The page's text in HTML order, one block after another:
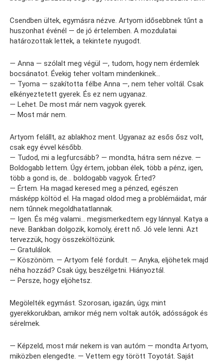
Csendben ültek, egymásra nézve. Artyom idősebbnek tűnt a
huszonhat événél — de jó értelemben. A mozdulatai
határozottak lettek, a tekintete nyugodt.
— Anna — szólalt meg végül —, tudom, hogy nem érdemlek
bocsánatot. Évekig teher voltam mindenkinek…
— Tyoma — szakította félbe Anna —, nem teher voltál. Csak
elkényeztetett gyerek. És ez nem ugyanaz.
— Lehet. De most már nem vagyok gyerek.
— Most már nem.
Artyom felállt, az ablakhoz ment. Ugyanaz az esős ősz volt,
csak egy évvel később.
— Tudod, mi a legfurcsább? — mondta, hátra sem nézve. —
Boldogabb lettem. Úgy értem, jobban élek, több a pénz, igen,
több a gond is, de… boldogabb vagyok. Érted?
— Értem. Ha magad keresed meg a pénzed, egészen
másképp költöd el. Ha magad oldod meg a problémáidat, már
nem tűnnek megoldhatatlannak.
— Igen. És még valami… megismerkedtem egy lánnyal. Katya a
neve. Bankban dolgozik, komoly, érett nő. Jó vele lenni. Azt
tervezzük, hogy összeköltözünk.
— Gratulálok.
— Köszönöm. — Artyom felé fordult. — Anyka, eljöhetek majd
néha hozzád? Csak úgy, beszélgetni. Hiányoztál.
— Persze, hogy eljöhetsz.
Megölelték egymást. Szorosan, igazán, úgy, mint
gyerekkorukban, amikor még nem voltak autók, adósságok és
sérelmek.
— Képzeld, most már nekem is van autóm — mondta Artyom,
miközben elengedte. — Vettem egy törött Toyotát. Saját